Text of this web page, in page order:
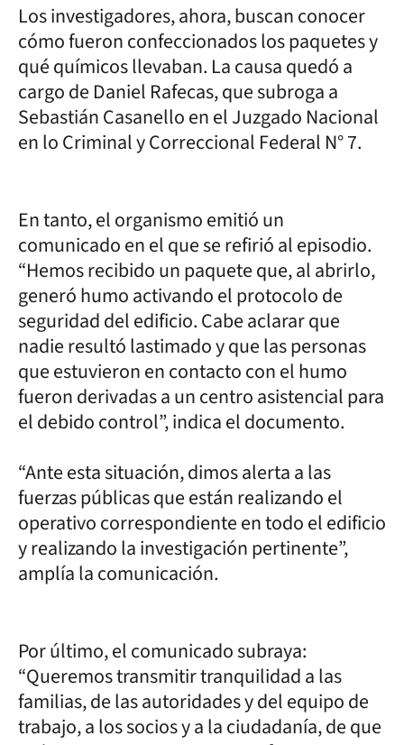
Los investigadores, ahora, buscan conocer
cómo fueron confeccionados los paquetes y
qué químicos llevaban. La causa quedó a
cargo de Daniel Rafecas, que subroga a
Sebastián Casanello en el Juzgado Nacional
en lo Criminal y Correccional Federal N° 7.
En tanto, el organismo emitió un
comunicado en el que se refirió al episodio.
“Hemos recibido un paquete que, al abrirlo,
generó humo activando el protocolo de
seguridad del edificio. Cabe aclarar que
nadie resultó lastimado y que las personas
que estuvieron en contacto con el humo
fueron derivadas a un centro asistencial para
el debido control”, indica el documento.
“Ante esta situación, dimos alerta a las
fuerzas públicas que están realizando el
operativo correspondiente en todo el edificio
y realizando la investigación pertinente”,
amplía la comunicación.
Por último, el comunicado subraya:
“Queremos transmitir tranquilidad a las
familias, de las autoridades y del equipo de
trabajo, a los socios y a la ciudadanía, de que